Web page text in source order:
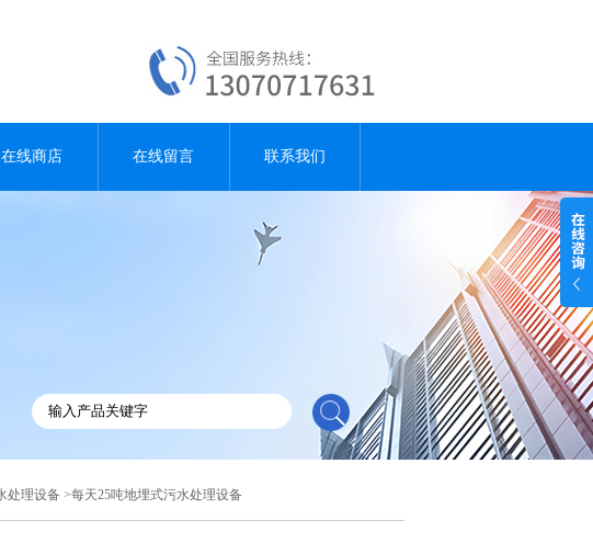
在线商店 在线留言 联系我们
处理设备 >每天25吨地埋式污水处理设备